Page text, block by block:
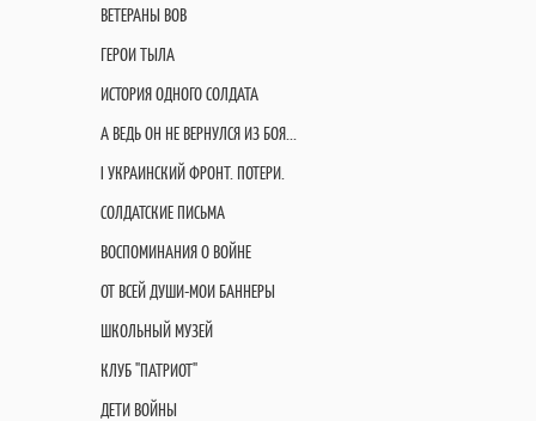
ВЕТЕРАНЫ ВОВ
ГЕРОИ ТЫЛА
ИСТОРИЯ ОДНОГО СОЛДАТА
А ВЕДЬ ОН НЕ ВЕРНУЛСЯ ИЗ БОЯ...
I УКРАИНСКИЙ ФРОНТ. ПОТЕРИ.
СОЛДАТСКИЕ ПИСЬМА
ВОСПОМИНАНИЯ О ВОЙНЕ
ОТ ВСЕЙ ДУШИ-МОИ БАННЕРЫ
ШКОЛЬНЫЙ МУЗЕЙ
КЛУБ "ПАТРИОТ"
ДЕТИ ВОЙНЫ